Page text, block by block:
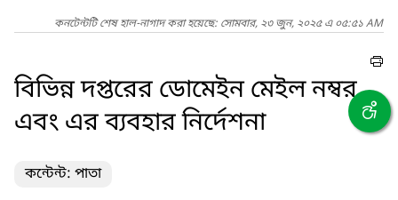
কনটেন্টটি শেষ হাল-নাগাদ করা হয়েছে: সোমবার, ২৩ জুন, ২০২৫ এ ০৫:৫১ AM
বিভিন্ন দপ্তরের ডোমেইন মেইল নম্বর
এবং এর ব্যবহার নির্দেশনা
কন্টেন্ট: পাতা